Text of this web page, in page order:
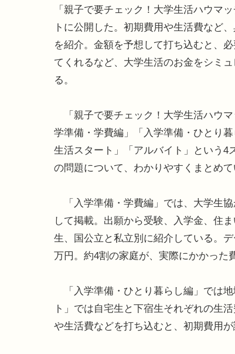
「親子で要チェック！大学生活ハウマ
トに公開した。初期費用や生活費など
を紹介。金額を予想して打ち込むと、
てくれるなど、大学生活のお金をシミ
る。
「親子で要チェック！大学生活ハウマ
学準備・学費編」「入学準備・ひとり
生活スタート」「アルバイト」という4
の問題について、わかりやすくまとめて
「入学準備・学費編」では、大学生
して掲載。出願から受験、入学金、住
生、国公立と私立別に紹介している。
万円。約4割の家庭が、実際にかかった
「入学準備・ひとり暮らし編」では
ト」では自宅生と下宿生それぞれの生
や生活費などを打ち込むと、初期費用